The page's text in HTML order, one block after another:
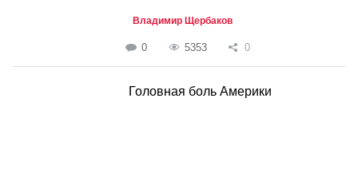
Владимир Щербаков
0 5353 0
Головная боль Америки